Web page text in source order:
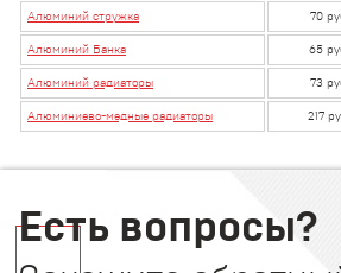
Алюминий стружка 70
Алюминий Банка 65
Алюминий радиаторы 73
Алюминиево-медные радиаторы 217
Есть вопросы?